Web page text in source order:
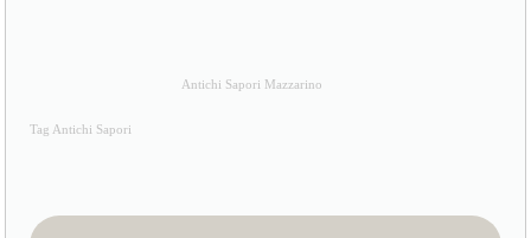
Antichi Sapori Mazzarino
Tag Antichi Sapori